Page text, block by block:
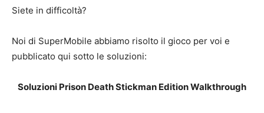
Siete in difficoltà?
Noi di SuperMobile abbiamo risolto il gioco per voi e
pubblicato qui sotto le soluzioni:
Soluzioni Prison Death Stickman Edition Walkthrough